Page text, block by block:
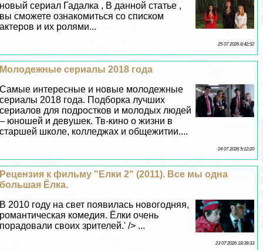
новый сериал Гадалка , В данной статье ,
вы сможете ознакомиться со списком
актеров и их ролями...
25 07 2026 8:42:52
Молодежные сериалы 2018 года
Самые интересные и новые молодежные
сериалы 2018 года. Подборка лучших
сериалов для подростков и молодых людей
– юношей и дeвyшек. Тв-кино о жизни в
старшей школе, колледжах и общежитии....
24 07 2026 5:12:20
Рецензия к фильму "Елки 2" (2011). Все мы одна
большая Ёлка.
В 2010 году на свет появилась новогодняя,
романтическая комедия. Ёлки очень
порадовали своих зрителей.' /> ...
23 07 2026 18:39:33